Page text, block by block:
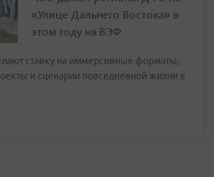
«Улице Дальнего Востока» в
этом году на ВЭФ
ставку на иммерсивные форматы,
и сценарии повседневной жизни в